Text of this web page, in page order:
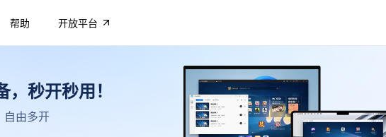
帮助 开放平台
秒开秒用！
自由多开